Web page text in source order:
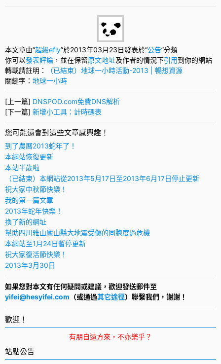
本文章由“超級efly”於2013年03月23日發表於“公告”分類
你可以發表評論 ，並在保留原文地址及作者的情況下引用到你的網站
轉載請註明：
（已結束）地球一小時活動-2013 | 暢想資源
關鍵字： 地球一小時
[上一篇] DNSPOD.com免費DNS解析
[下一篇] 新增小工具：計時碼表
您可能還會對這些文章感興趣！
到了農曆2013蛇年了！
本網站恢復更新
本站半歲啦
（已結束）本網站從2013年5月17日至2013年6月17日停止更新
祝大家中秋節快樂！
我的第一篇文章
2013年蛇年快樂！
換了新的網址
幫助四川雅山廬山縣大地震受傷的同胞度過危機
本網站至1月24日暫停更新
祝大家復活節快樂！
2013年3月30日
如果您對本文有任何疑問或建議，歡迎發送郵件至
yifei@hesyifei.com （或通過其它途徑）聯繫我們，謝謝！
歡迎！
有朋自遠方來，不亦樂乎？
站點公告